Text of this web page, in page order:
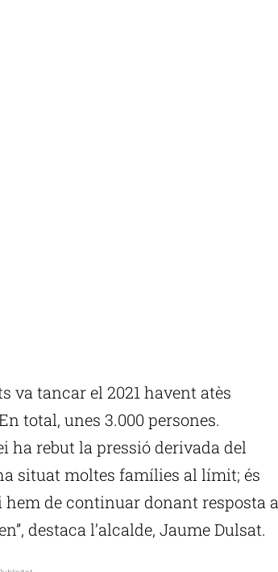
va tancar el 2021 havent atès
total, unes 3.000 persones.
ha rebut la pressió derivada del
situat moltes famílies al límit; és
de continuar donant resposta a
destaca l’alcalde, Jaume Dulsat.